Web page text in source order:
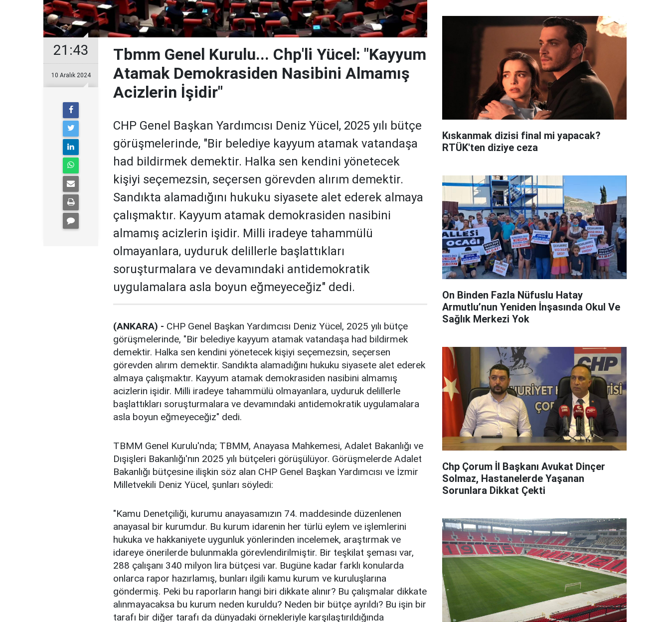
21:43
10 Aralık 2024
Tbmm Genel Kurulu... Chp'li Yücel: "Kayyum
Atamak Demokrasiden Nasibini Almamış
Acizlerin İşidir"
CHP Genel Başkan Yardımcısı Deniz Yücel, 2025 yılı bütçe
görüşmelerinde, "Bir belediye kayyum atamak vatandaşa
had bildirmek demektir. Halka sen kendini yönetecek
kişiyi seçemezsin, seçersen görevden alırım demektir.
Sandıkta alamadığını hukuku siyasete alet ederek almaya
çalışmaktır. Kayyum atamak demokrasiden nasibini
almamış acizlerin işidir. Milli iradeye tahammülü
olmayanlara, uyduruk delillerle başlattıkları
soruşturmalara ve devamındaki antidemokratik
uygulamalara asla boyun eğmeyeceğiz" dedi.
(ANKARA) - CHP Genel Başkan Yardımcısı Deniz Yücel, 2025 yılı bütçe
görüşmelerinde, "Bir belediye kayyum atamak vatandaşa had bildirmek
demektir. Halka sen kendini yönetecek kişiyi seçemezsin, seçersen
görevden alırım demektir. Sandıkta alamadığını hukuku siyasete alet ederek
almaya çalışmaktır. Kayyum atamak demokrasiden nasibini almamış
acizlerin işidir. Milli iradeye tahammülü olmayanlara, uyduruk delillerle
başlattıkları soruşturmalara ve devamındaki antidemokratik uygulamalara
asla boyun eğmeyeceğiz" dedi.
TBMM Genel Kurulu'nda; TBMM, Anayasa Mahkemesi, Adalet Bakanlığı ve
Dışişleri Bakanlığı'nın 2025 yılı bütçeleri görüşülüyor. Görüşmelerde Adalet
Bakanlığı bütçesine ilişkin söz alan CHP Genel Başkan Yardımcısı ve İzmir
Milletvekili Deniz Yücel, şunları söyledi:
"Kamu Denetçiliği, kurumu anayasamızın 74. maddesinde düzenlenen
anayasal bir kurumdur. Bu kurum idarenin her türlü eylem ve işlemlerini
hukuka ve hakkaniyete uygunluk yönlerinden incelemek, araştırmak ve
idareye önerilerde bulunmakla görevlendirilmiştir. Bir teşkilat şeması var,
288 çalışanı 340 milyon lira bütçesi var. Bugüne kadar farklı konularda
onlarca rapor hazırlamış, bunları ilgili kamu kurum ve kuruluşlarına
göndermiş. Peki bu raporların hangi biri dikkate alınır? Bu çalışmalar dikkate
alınmayacaksa bu kurum neden kuruldu? Neden bir bütçe ayrıldı? Bu işin bir
tarafı bir diğer tarafı da dünyadaki örnekleriyle karşılaştırıldığında
Kıskanmak dizisi final mi yapacak?
RTÜK'ten diziye ceza
On Binden Fazla Nüfuslu Hatay
Armutlu’nun Yeniden İnşasında Okul Ve
Sağlık Merkezi Yok
Chp Çorum İl Başkanı Avukat Dinçer
Solmaz, Hastanelerde Yaşanan
Sorunlara Dikkat Çekti